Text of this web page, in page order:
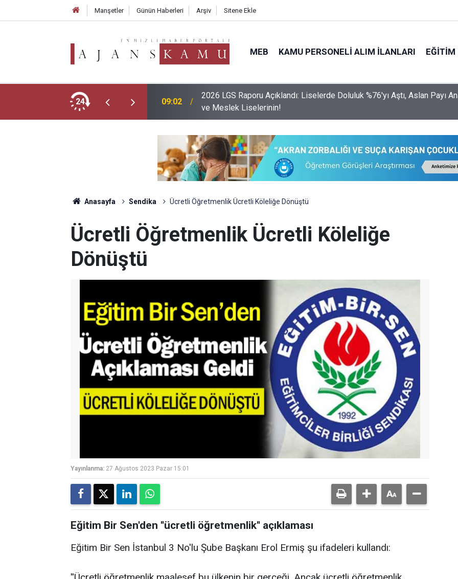
Manşetler Günün Haberleri Arşiv Sitene Ekle
MEB KAMU PERSONELI ALIM İLANLARI EĞITIM
24
Tercih Ekranı Açıldı Mı? Tercihler
09:02
2026 LGS Raporu Açıklandı: Liselerde Doluluk %76'yı Aştı, Aslan Payı
ve Meslek Liselerinin!
Anasayfa Sendika Ücretli Öğretmenlik Ücretli Köleliğe Dönüştü
Ücretli Öğretmenlik Ücretli Köleliğe
Dönüştü
Yayınlanma: 27 Ağustos 2023 Pazar 15:01
Eğitim Bir Sen'den ''ücretli öğretmenlik'' açıklaması
Eğitim Bir Sen İstanbul 3 No'lu Şube Başkanı Erol Ermiş şu ifadeleri kullandı: